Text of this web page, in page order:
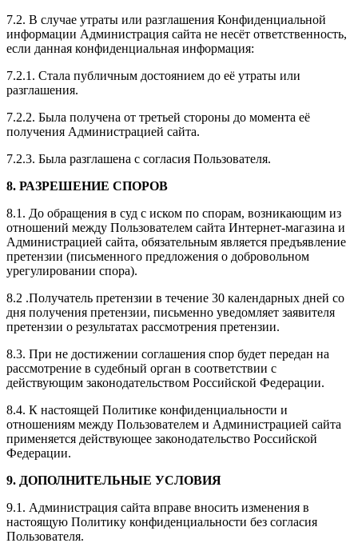
7.2. В случае утраты или разглашения Конфиденциальной
информации Администрация сайта не несёт ответственность,
если данная конфиденциальная информация:
7.2.1. Стала публичным достоянием до её утраты или
разглашения.
7.2.2. Была получена от третьей стороны до момента её
получения Администрацией сайта.
7.2.3. Была разглашена с согласия Пользователя.
8. РАЗРЕШЕНИЕ СПОРОВ
8.1. До обращения в суд с иском по спорам, возникающим из
отношений между Пользователем сайта Интернет-магазина и
Администрацией сайта, обязательным является предъявление
претензии (письменного предложения о добровольном
урегулировании спора).
8.2 .Получатель претензии в течение 30 календарных дней со
дня получения претензии, письменно уведомляет заявителя
претензии о результатах рассмотрения претензии.
8.3. При не достижении соглашения спор будет передан на
рассмотрение в судебный орган в соответствии с
действующим законодательством Российской Федерации.
8.4. К настоящей Политике конфиденциальности и
отношениям между Пользователем и Администрацией сайта
применяется действующее законодательство Российской
Федерации.
9. ДОПОЛНИТЕЛЬНЫЕ УСЛОВИЯ
9.1. Администрация сайта вправе вносить изменения в
настоящую Политику конфиденциальности без согласия
Пользователя.